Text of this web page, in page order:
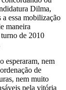
Dilma,
essa mobilização
maneira
de 2010
esperaram, nem
de
nem muito
pela vitória